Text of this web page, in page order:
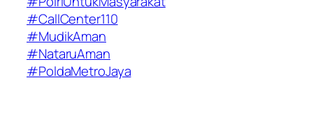
#CallCenter110
#MudikAman
#NataruAman
#PoldaMetroJaya